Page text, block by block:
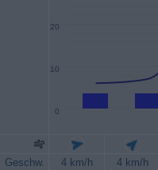
0
10
20
Geschw. 4 km/h 4 km/h